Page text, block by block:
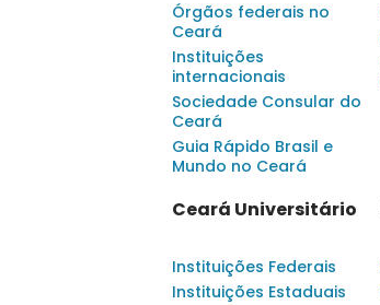
Órgãos federais no
Ceará
Instituições
internacionais
Sociedade Consular do
Ceará
Guia Rápido Brasil e
Mundo no Ceará
Ceará Universitário
Instituições Federais
Instituições Estaduais